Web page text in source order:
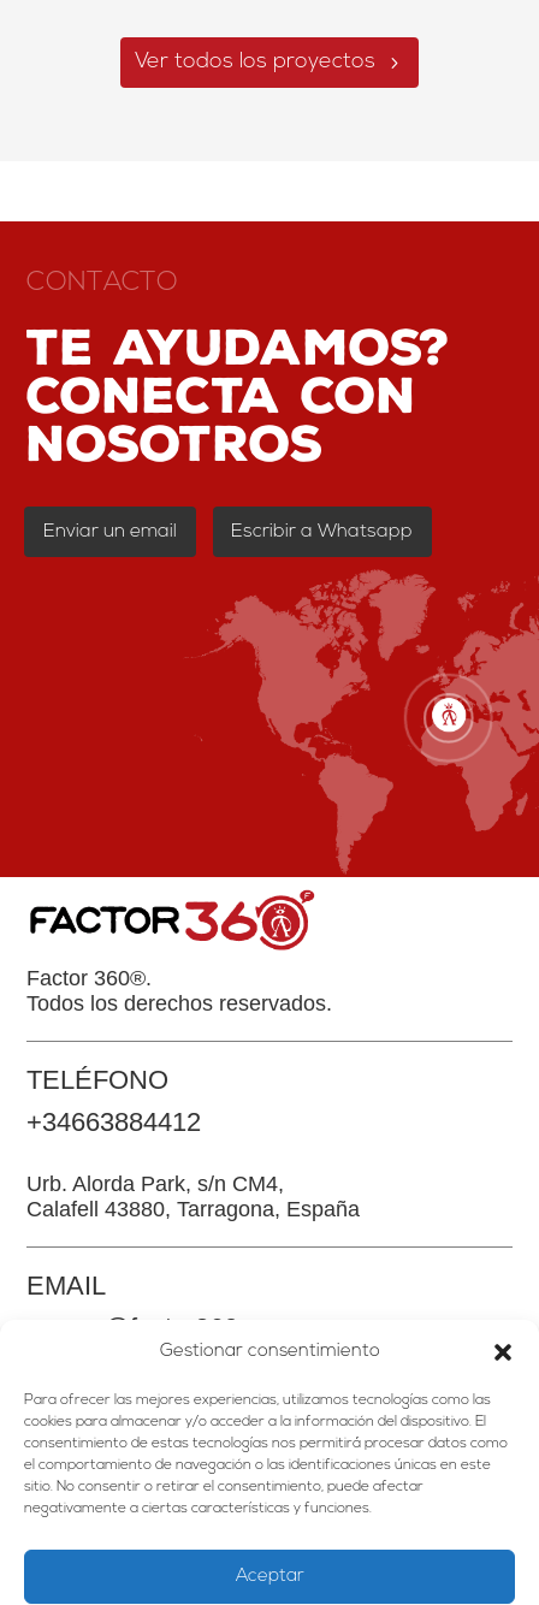
Gestionar consentimiento
Para ofrecer las mejores experiencias, utilizamos tecnologías como las
cookies para almacenar y/o acceder a la información del dispositivo. El
consentimiento de estas tecnologías nos permitirá procesar datos como
el comportamiento de navegación o las identificaciones únicas en este
sitio. No consentir o retirar el consentimiento, puede afectar
negativamente a ciertas características y funciones.
Aceptar
Ver todos los proyectos
CONTACTO
Te ayudamos?
conecta con
nosotros
Enviar un email Escribir a Whatsapp
TELÉFONO
+34663884412
Urb. Alorda Park, s/n CM4,
Calafell 43880, Tarragona, España
EMAIL
somos@factor360.es
HOME
Factor 360®.
Todos los derechos reservados.